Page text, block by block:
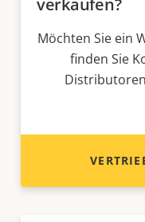
verkaufen?
Möchten Sie ein
finden Sie